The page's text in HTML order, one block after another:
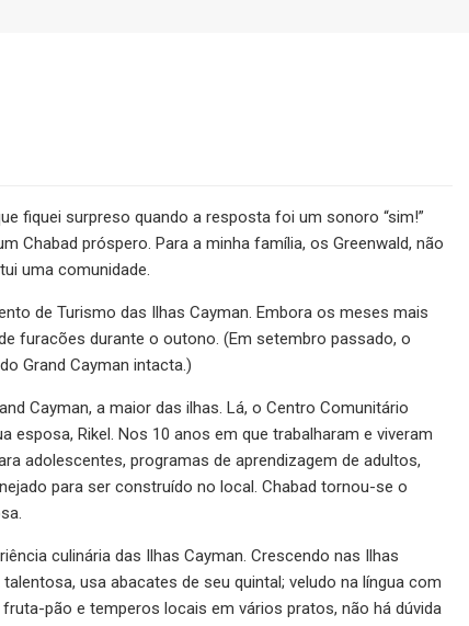
fiquei surpreso quando a resposta foi um sonoro “sim!”
Chabad próspero. Para a minha família, os Greenwald, não
uma comunidade.
de Turismo das Ilhas Cayman. Embora os meses mais
furacões durante o outono. (Em setembro passado, o
Grand Cayman intacta.)
Cayman, a maior das ilhas. Lá, o Centro Comunitário
esposa, Rikel. Nos 10 anos em que trabalharam e viveram
adolescentes, programas de aprendizagem de adultos,
para ser construído no local. Chabad tornou-se o
culinária das Ilhas Cayman. Crescendo nas Ilhas
usa abacates de seu quintal; veludo na língua com
pão e temperos locais em vários pratos, não há dúvida